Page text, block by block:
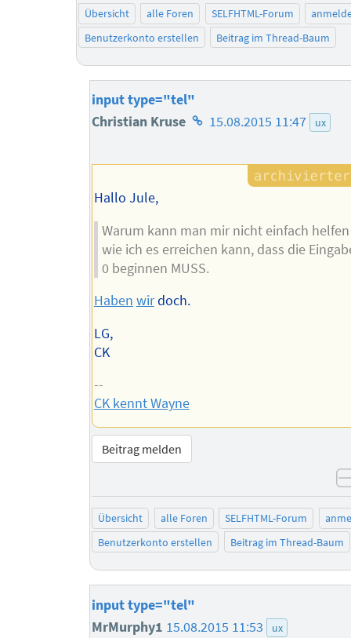
Übersicht alle Foren SELFHTML-Forum
Benutzerkonto erstellen
Beitrag im Thread-Baum
input type="tel"
Christian Kruse Homepage
Autors
15.08.2015 11:47 ux
Hallo Jule,
Warum kann man mir nicht einfach
wie ich es erreichen kann, dass die
0 beginnen MUSS.
Haben wirdoch.
LG,
CK
--
CK kennt Wayne
Beitrag melden
Übersicht alle Foren SELFHTML-Forum
Benutzerkonto erstellen
Beitrag im Thread-Baum
input type="tel"
MrMurphy1 15.08.2015 11:53 ux